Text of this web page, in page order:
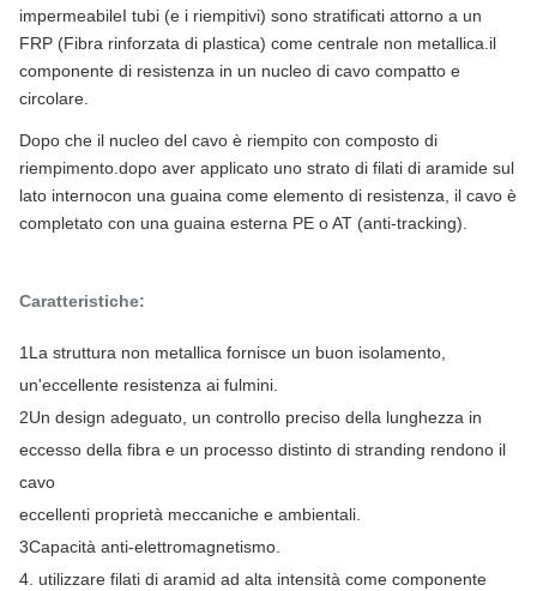
impermeabileI tubi (e i riempitivi) sono stratificati attorno a un
FRP (Fibra rinforzata di plastica) come centrale non metallica. il
componente di resistenza in un nucleo di cavo compatto e
circolare.
Dopo che il nucleo del cavo è riempito con composto di
riempimento. dopo aver applicato uno strato di filati di aramide sul
lato internocon una guaina come elemento di resistenza, il cavo è
completato con una guaina esterna PE o AT (anti-tracking).
Caratteristiche:
1La struttura non metallica fornisce un buon isolamento,
un'eccellente resistenza ai fulmini.
2Un design adeguato, un controllo preciso della lunghezza in
eccesso della fibra e un processo distinto di stranding rendono il
cavo
eccellenti proprietà meccaniche e ambientali.
3Capacità anti-elettromagnetismo.
4. utilizzare filati di aramid ad alta intensità come componente